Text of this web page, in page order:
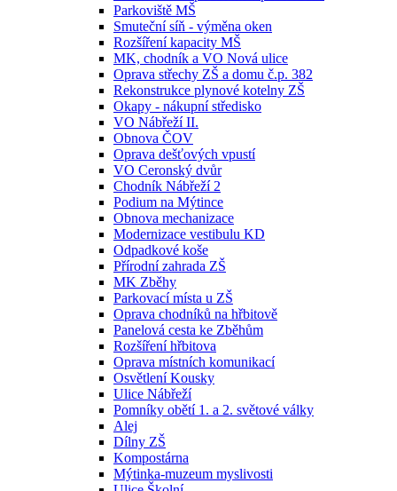
Parkoviště MŠ
Smuteční síň - výměna oken
Rozšíření kapacity MŠ
MK, chodník a VO Nová ulice
Oprava střechy ZŠ a domu č.p. 382
Rekonstrukce plynové kotelny ZŠ
Okapy - nákupní středisko
VO Nábřeží II.
Obnova ČOV
Oprava dešťových vpustí
VO Ceronský dvůr
Chodník Nábřeží 2
Podium na Mýtince
Obnova mechanizace
Modernizace vestibulu KD
Odpadkové koše
Přírodní zahrada ZŠ
MK Zběhy
Parkovací místa u ZŠ
Oprava chodníků na hřbitově
Panelová cesta ke Zběhům
Rozšíření hřbitova
Oprava místních komunikací
Osvětlení Kousky
Ulice Nábřeží
Pomníky obětí 1. a 2. světové války
Alej
Dílny ZŠ
Kompostárna
Mýtinka-muzeum myslivosti